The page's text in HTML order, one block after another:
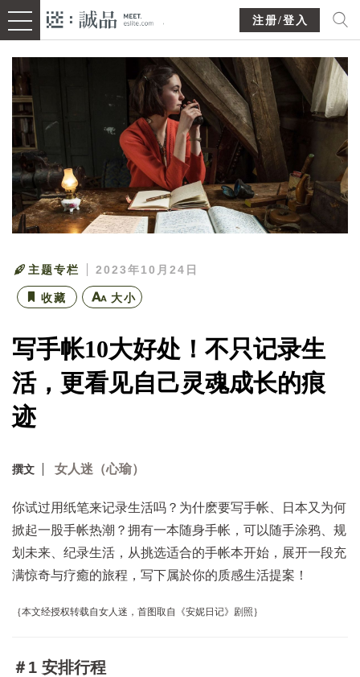
注册/登入
主题专栏 2023年10月24日
收藏 大小
写手帐10大好处！不只记录生
活，更看见自己灵魂成长的痕
迹
撰文 女人迷（心瑜）
你试过用纸笔来记录生活吗？为什麽要写手帐、日本又为何
掀起一股手帐热潮？拥有一本随身手帐，可以随手涂鸦、规
划未来、纪录生活，从挑选适合的手帐本开始，展开一段充
满惊奇与疗癒的旅程，写下属於你的质感生活提案！
｛本文经授权转载自女人迷，首图取自《安妮日记》剧照｝
＃1 安排行程